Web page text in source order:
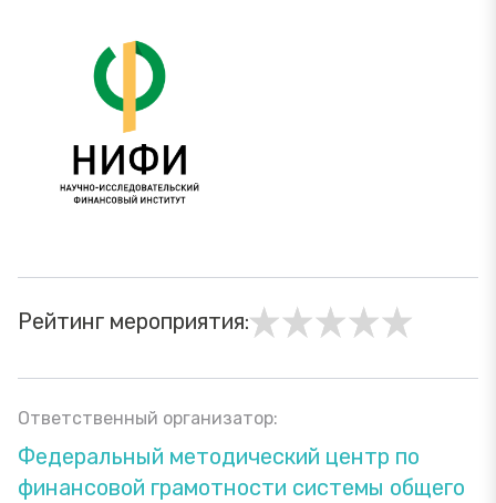
Рейтинг мероприятия:
Ответственный организатор:
Федеральный методический центр по
финансовой грамотности системы общего